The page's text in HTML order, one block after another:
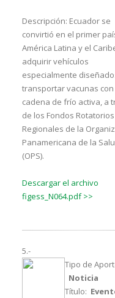
Descripción: Ecuador se
convirtió en el primer
América Latina y el
adquirir vehículos
especialmente
transportar vacunas con
cadena de frío activa, a
de los Fondos Rotatorios
Regionales de la
Panamericana de la
(OPS).
Descargar el archivo
figess_N064.pdf >>
5.-
Tipo de
Noticia
Título: